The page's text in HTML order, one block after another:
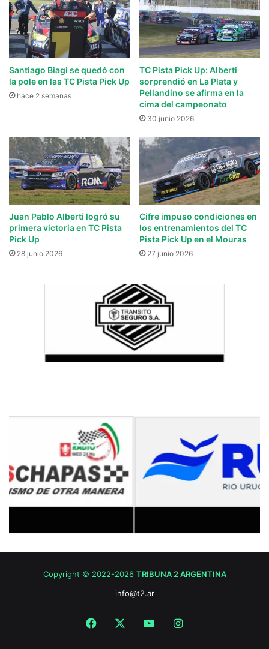
Santiago Biagi se quedó con
la pole en las TC Pista Pick Up
hace 2 semanas
TC Pista Pick Up: Alberti
sorprendió en La Plata y
Pellandino se afirma en la
cima del campeonato
30 junio 2026
Juan Pablo Alberti logró su
primera victoria en TC Pista
Pick Up
28 junio 2026
Cifre impuso condiciones en
los entrenamientos del TC
Pista Pick Up en el Mouras
27 junio 2026
Copyright © 2022-2026 TRIBUNA 2 ARGENTINA
info@t2.ar
Facebook YouTubeInstagram